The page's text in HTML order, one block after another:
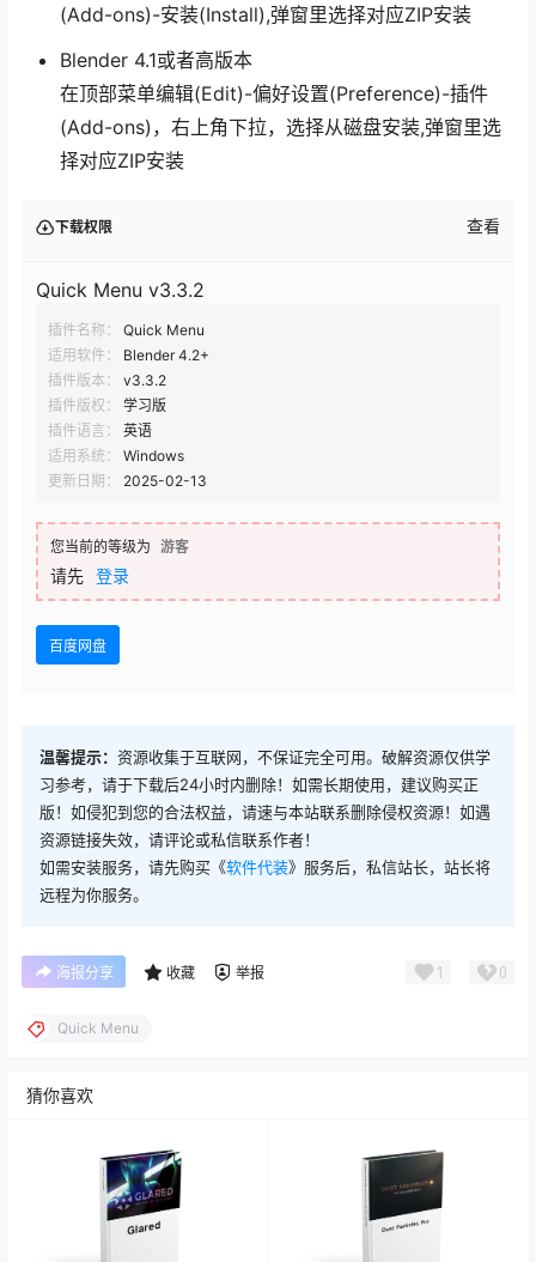
(Add-ons)-安装(Install),弹窗里选择对应ZIP安装
Blender 4.1或者高版本
在顶部菜单编辑(Edit)-偏好设置(Preference)-插件
(Add-ons)，右上角下拉，选择从磁盘安装,弹窗里选
择对应ZIP安装
下载权限 查看
Quick Menu v3.3.2
插件名称：
Quick Menu
适用软件：
Blender 4.2+
插件版本：
v3.3.2
插件版权：
学习版
插件语言：
英语
适用系统：
Windows
更新日期：
2025-02-13
您当前的等级为 游客
请先 登录
百度网盘
温馨提示： 资源收集于互联网，不保证完全可用。破解资源仅供学
习参考，请于下载后24小时内删除！如需长期使用，建议购买正
版！如侵犯到您的合法权益，请速与本站联系删除侵权资源！如遇
资源链接失效，请评论或私信联系作者！
如需安装服务，请先购买《软件代装》服务后，私信站长，站长将
远程为你服务。
海报分享 收藏 举报 1 0
Quick Menu
猜你喜欢